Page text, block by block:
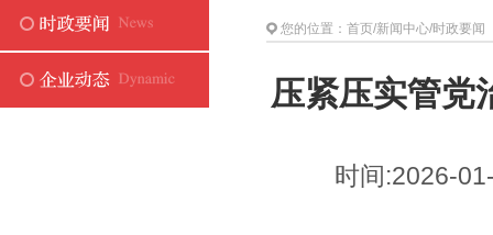
您的位置： 首页/新闻中心/时政要闻
压紧压实管党
时间:2026-